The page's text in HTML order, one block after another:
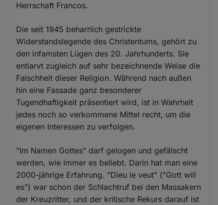
Herrschaft Francos.
Die seit 1945 beharrlich gestrickte
Widerstandslegende des Christentums, gehört zu
den infamsten Lügen des 20. Jahrhunderts. Sie
entlarvt zugleich auf sehr bezeichnende Weise die
Falschheit dieser Religion. Während nach außen
hin eine Fassade ganz besonderer
Tugendhaftigkeit präsentiert wird, ist in Wahrheit
jedes noch so verkommene Mittel recht, um die
eigenen Interessen zu verfolgen.
"Im Namen Gottes" darf gelogen und gefälscht
werden, wie immer es beliebt. Darin hat man eine
2000-jährige Erfahrung. "Dieu le veut" ("Gott will
es") war schon der Schlachtruf bei den Massakern
der Kreuzritter, und der kritische Rekurs darauf ist